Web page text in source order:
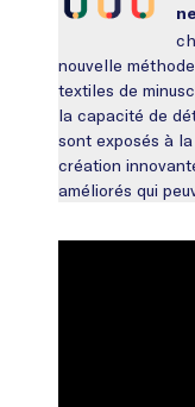
nouvelle
textiles de
la capacité de
sont exposés à
création
améliorés qui